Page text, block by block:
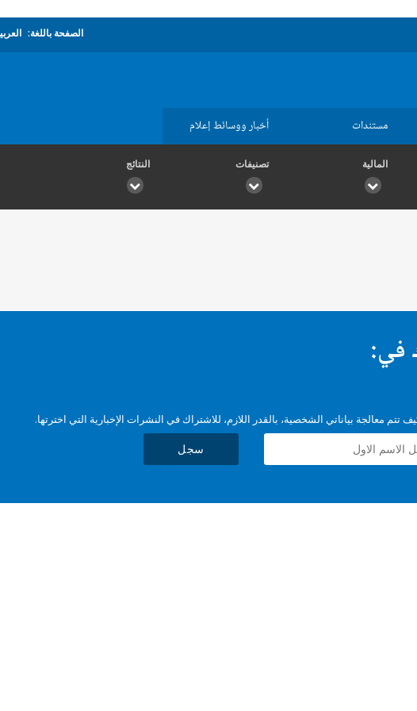
الصفحة باللغة:
مستندات أخبار ووسائط إعلام
المالية تصنيفات النتائج
في:
تتم معالجة بياناتي الشخصية، بالقدر اللازم، للاشتراك في النشرات الإخبارية التي اخترتها.
سجل